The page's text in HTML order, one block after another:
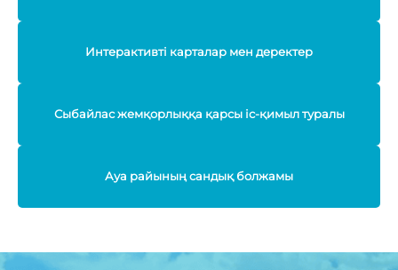
Интерактивті карталар мен деректер
Сыбайлас жемқорлыққа қарсы іс-қимыл туралы
Ауа райының сандық болжамы